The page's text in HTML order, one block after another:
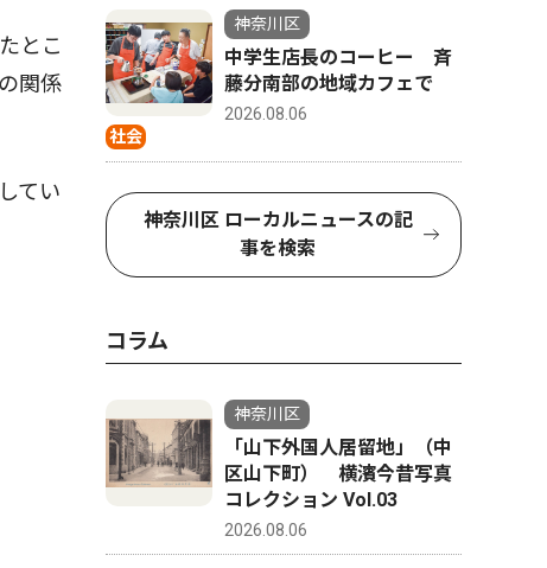
とこ
関係
てい
社会
神奈川区
中学生店長のコーヒー 斉
藤分南部の地域カフェで
2026.08.06
神奈川区 ローカルニュースの記
事を検索
コラム
神奈川区
「山下外国人居留地」（中
区山下町） 横濱今昔写真
コレクション Vol.03
2026.08.06